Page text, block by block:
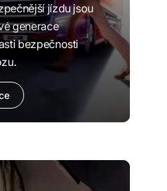
jízdu jsou
generace
bezpečnosti